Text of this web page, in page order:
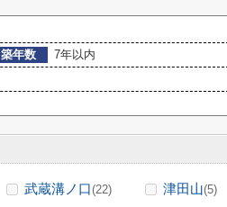
築年数
7年以内
武蔵溝ノ口(22) 津田山(5)